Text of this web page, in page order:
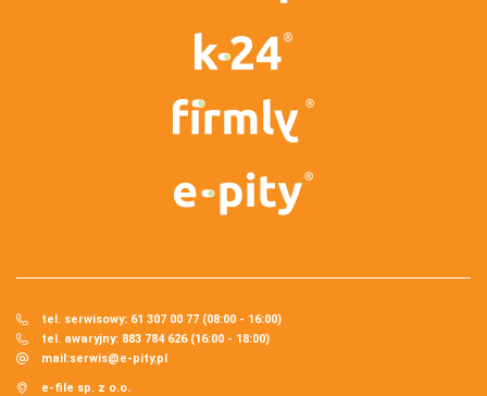
tel. serwisowy: 61 307 00 77 (08:00 - 16:00)
tel. awaryjny: 883 784 626 (16:00 - 18:00)
mail:serwis@e-pity.pl
e-file sp. z o.o.